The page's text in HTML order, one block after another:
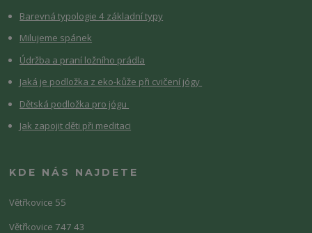
Barevná typologie 4 základní typy
Milujeme spánek
Údržba a praní ložního prádla
Jaká je podložka z eko-kůže při cvičení jógy
Dětská podložka pro jógu
Jak zapojit děti při meditaci
KDE NÁS NAJDETE
Větřkovice 55
Větřkovice 747 43